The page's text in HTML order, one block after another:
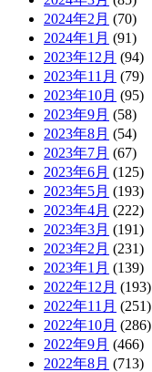
2024年2月 (70)
2024年1月 (91)
2023年12月 (94)
2023年11月 (79)
2023年10月 (95)
2023年9月 (58)
2023年8月 (54)
2023年7月 (67)
2023年6月 (125)
2023年5月 (193)
2023年4月 (222)
2023年3月 (191)
2023年2月 (231)
2023年1月 (139)
2022年12月 (193)
2022年11月 (251)
2022年10月 (286)
2022年9月 (466)
2022年8月 (713)